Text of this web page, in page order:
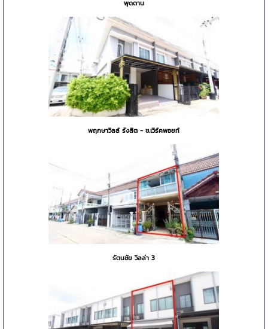
พุดตาน
พฤกษาวิลล์ รังสิต - ซ.เวิร์คพอยท์
รัตนชัย วิลล่า 3